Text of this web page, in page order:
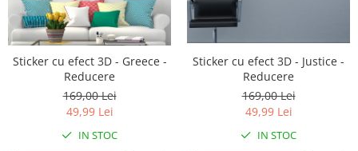
Sticker cu efect 3D - Greece -
Reducere
169,00 Lei
49,99 Lei
IN STOC
Sticker cu efect 3D - Justice -
Reducere
169,00 Lei
49,99 Lei
IN STOC